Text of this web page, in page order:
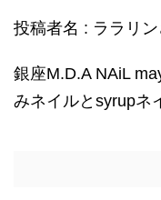
投稿者名 : ララリ
銀座M.D.A NAiL
みネイルとsyrupネ